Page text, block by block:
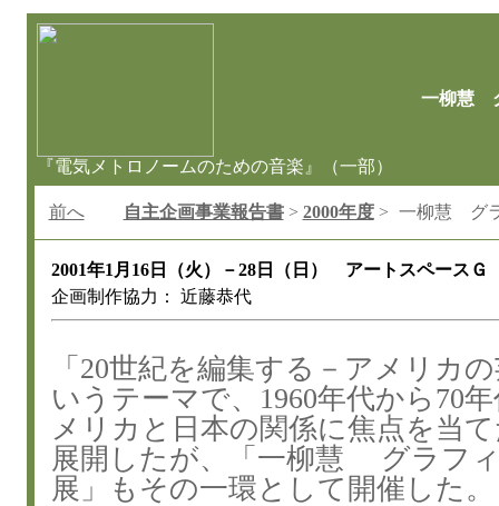
『電気メトロノームのための音楽』（一部）
一柳慧
前へ 自主企画事業報告書> 2000年度> 一柳慧 グ
2001年1月16日（火）－28日（日） アートスペースＧ
企画制作協力： 近藤恭代
「20世紀を編集する－アメリカ
いうテーマで、1960年代から70
メリカと日本の関係に焦点を当
展開したが、「一柳慧 グラフ
展」もその一環として開催した。